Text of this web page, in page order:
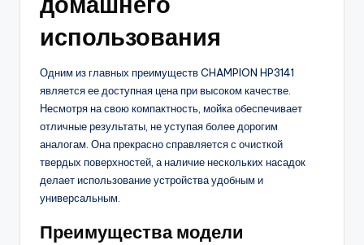
использования
Одним из главных преимуществ CHAMPION HP3141
является ее доступная цена при высоком качестве.
Несмотря на свою компактность, мойка обеспечивает
отличные результаты, не уступая более дорогим
аналогам. Она прекрасно справляется с очисткой
твердых поверхностей, а наличие нескольких насадок
делает использование устройства удобным и
универсальным.
Преимущества модели